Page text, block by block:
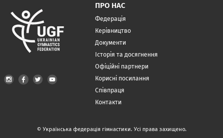
ПРО НАС
Федерація
Керівництво
Документи
Історія та досягнення
Офіційні партнери
Корисні посилання
Співпраця
Контакти
© Українська федерація гімнастики. Усі права захищено.